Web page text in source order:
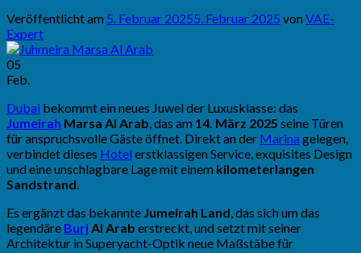
Veröffentlicht am 5. Februar 20255. Februar 2025 von VAE-
Expert
05
Feb.
Dubai bekommt ein neues Juwel der Luxusklasse: das
Jumeirah Marsa Al Arab, das am 14. März 2025 seine Türen
für anspruchsvolle Gäste öffnet. Direkt an der Marina gelegen,
verbindet dieses Hotel erstklassigen Service, exquisites Design
und eine unschlagbare Lage mit einem kilometerlangen
Sandstrand.
Es ergänzt das bekannte Jumeirah Land, das sich um das
legendäre BurjAl Arab erstreckt, und setzt mit seiner
Architektur in Superyacht-Optik neue Maßstäbe für